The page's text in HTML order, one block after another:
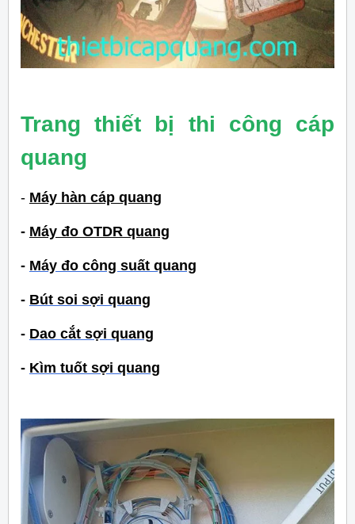
Trang thiết bị thi công cáp
quang
- Máy hàn cáp quang
- Máy đo OTDR quang
- Máy đo công suất quang
- Bút soi sợi quang
- Dao cắt sợi quang
- Kìm tuốt sợi quang